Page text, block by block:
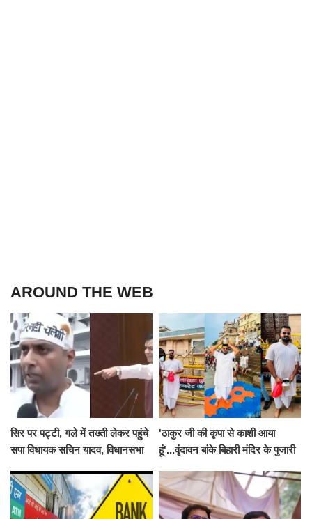
AROUND THE WEB
सिर पर पट्टी, गले में तख्ती लेकर पहुंचे
सपा विधायक सचिन यादव, विधानसभा
निलंबित
'ठाकुर जी की कृपा से काशी आया
हूं'...वृंदावन बांके बिहारी मंदिर के पुजारी
जलाभिषेक